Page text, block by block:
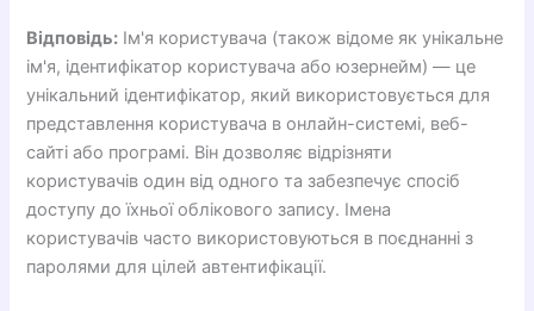
Відповідь: Ім'я користувача (також відоме як унікальне
ім'я, ідентифікатор користувача або юзернейм) — це
унікальний ідентифікатор, який використовується для
представлення користувача в онлайн-системі, веб-
сайті або програмі. Він дозволяє відрізняти
користувачів один від одного та забезпечує спосіб
доступу до їхньої облікового запису. Імена
користувачів часто використовуються в поєднанні з
паролями для цілей автентифікації.